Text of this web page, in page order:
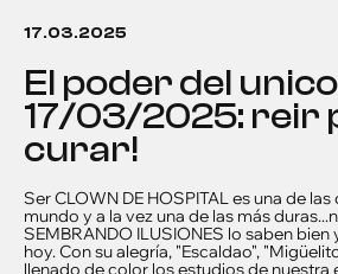
17.03.2025
el poder del unicornio
17/03/2025: reir
curar!
Ser CLOWN DE HOSPITAL es una de
mundo y a la vez una de las más
SEMBRANDO ILUSIONES lo saben
hoy. Con su alegría, "Escaldao",
llenado de color los estudios de nuestra